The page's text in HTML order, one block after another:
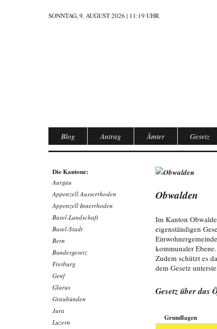
SONNTAG, 9. AUGUST 2026 | 11:19 UHR
Blog Antrag Ämter Gesetz
Die Kantone:
Aargau
Appenzell Ausserrhoden
Appenzell Innerrhoden
Basel-Landschaft
Basel-Stadt
Bern
Bundesgesetz
Freiburg
Genf
Glarus
Graubünden
Jura
Luzern
Obwalden
Im Kanton
eigenständigen
kommunaler
Zudem schützt es
dem Gesetz
Gesetz über das
Grundlagen